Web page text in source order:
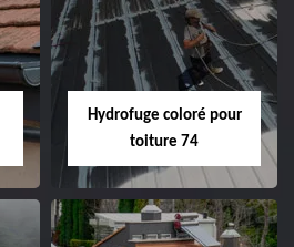
Hydrofuge coloré pour
toiture 74